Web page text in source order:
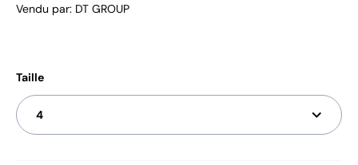
Vendu par: DT GROUP
Taille
4